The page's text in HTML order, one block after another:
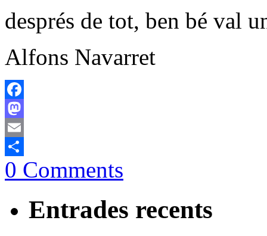
després de tot, ben bé val
Alfons Navarret
Facebook
Mastodon
Email
Comparteix
0 Comments
Entrades recents